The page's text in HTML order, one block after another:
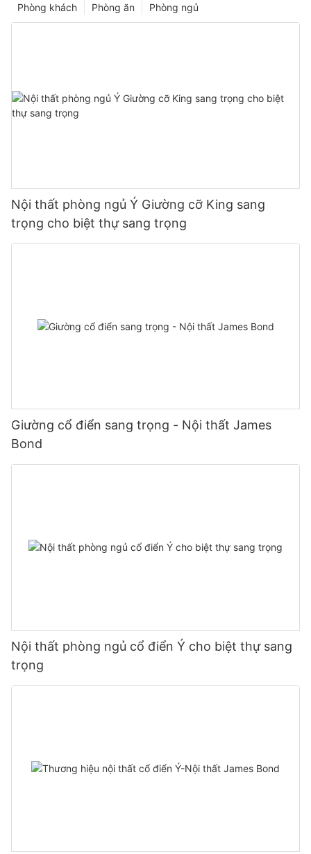
Phòng ngủ
Phòng ăn
Phòng khách
Nội thất phòng ngủ Ý Giường cỡ King sang
trọng cho biệt thự sang trọng
Giường cổ điển sang trọng - Nội thất James
Bond
Nội thất phòng ngủ cổ điển Ý cho biệt thự sang
trọng